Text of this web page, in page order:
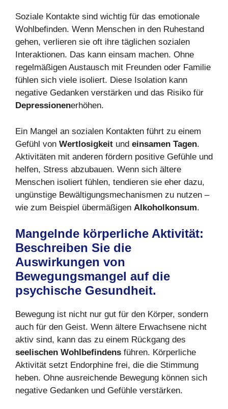
Soziale Kontakte sind wichtig für das emotionale
Wohlbefinden. Wenn Menschen in den Ruhestand
gehen, verlieren sie oft ihre täglichen sozialen
Interaktionen. Das kann einsam machen. Ohne
regelmäßigen Austausch mit Freunden oder Familie
fühlen sich viele isoliert. Diese Isolation kann
negative Gedanken verstärken und das Risiko für
Depressionenerhöhen.
Ein Mangel an sozialen Kontakten führt zu einem
Gefühl von Wertlosigkeit und einsamen Tagen.
Aktivitäten mit anderen fördern positive Gefühle und
helfen, Stress abzubauen. Wenn sich ältere
Menschen isoliert fühlen, tendieren sie eher dazu,
ungünstige Bewältigungsmechanismen zu nutzen –
wie zum Beispiel übermäßigen Alkoholkonsum.
Mangelnde körperliche Aktivität:
Beschreiben Sie die
Auswirkungen von
Bewegungsmangel auf die
psychische Gesundheit.
Bewegung ist nicht nur gut für den Körper, sondern
auch für den Geist. Wenn ältere Erwachsene nicht
aktiv sind, kann das zu einem Rückgang des
seelischen Wohlbefindens führen. Körperliche
Aktivität setzt Endorphine frei, die die Stimmung
heben. Ohne ausreichende Bewegung können sich
negative Gedanken und Gefühle verstärken.